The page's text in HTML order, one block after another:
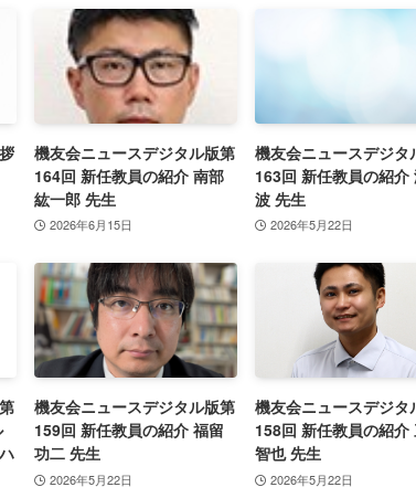
機友会ニュースデジタル版第
164回 新任教員の紹介 南部
紘一郎 先生
2026年6月15日
機友会ニュースデジタ
163回 新任教員の紹介
波 先生
2026年5月22日
機友会ニュースデジタル版第
159回 新任教員の紹介 福留
功二 先生
2026年5月22日
機友会ニュースデジタ
158回 新任教員の紹介
智也 先生
2026年5月22日